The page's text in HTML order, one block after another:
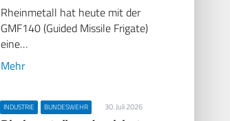
Rheinmetall hat heute mit der
GMF140 (Guided Missile Frigate)
eine…
Mehr
INDUSTRIE BUNDESWEHR 30. Juli 2026